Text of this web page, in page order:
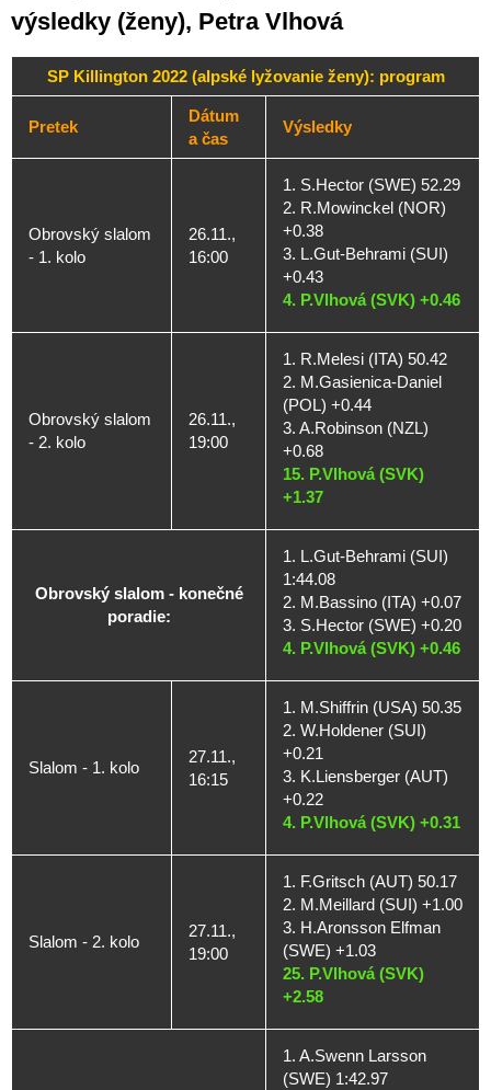
výsledky (ženy), Petra Vlhová
SP Killington 2022 (alpské lyžovanie ženy): program
Pretek
Dátum
a čas
Výsledky
Obrovský slalom
- 1. kolo
26.11.,
16:00
1. S.Hector (SWE) 52.29
2. R.Mowinckel (NOR)
+0.38
3. L.Gut-Behrami (SUI)
+0.43
4. P.Vlhová (SVK) +0.46
Obrovský slalom
- 2. kolo
26.11.,
19:00
1. R.Melesi (ITA) 50.42
2. M.Gasienica-Daniel
(POL) +0.44
3. A.Robinson (NZL)
+0.68
15. P.Vlhová (SVK)
+1.37
Obrovský slalom - konečné
poradie:
1. L.Gut-Behrami (SUI)
1:44.08
2. M.Bassino (ITA) +0.07
3. S.Hector (SWE) +0.20
4. P.Vlhová (SVK) +0.46
Slalom - 1. kolo
27.11.,
16:15
1. M.Shiffrin (USA) 50.35
2. W.Holdener (SUI)
+0.21
3. K.Liensberger (AUT)
+0.22
4. P.Vlhová (SVK) +0.31
Slalom - 2. kolo
27.11.,
19:00
1. F.Gritsch (AUT) 50.17
2. M.Meillard (SUI) +1.00
3. H.Aronsson Elfman
(SWE) +1.03
25. P.Vlhová (SVK)
+2.58
1. A.Swenn Larsson
(SWE) 1:42.97